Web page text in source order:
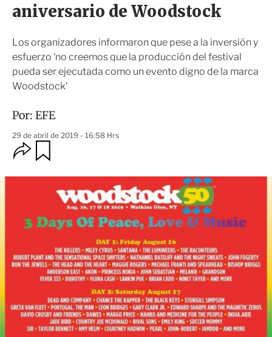
ó
n
aniversario de Woodstock
Los organizadores informaron que pese a la inversión y
esfuerzo ‘no creemos que la producción del festival
pueda ser ejecutada como un evento digno de la marca
Woodstock’
Por: EFE
29 de abril de 2019 - 16:58 Hrs
O
p
i
e
s
c
m
a
r
t
r
d